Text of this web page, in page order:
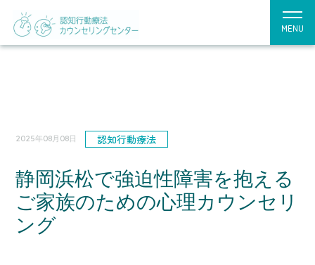
MENU
2025年08月08日 認知行動療法
静岡浜松で強迫性障害を抱える
ご家族のための心理カウンセリ
ング